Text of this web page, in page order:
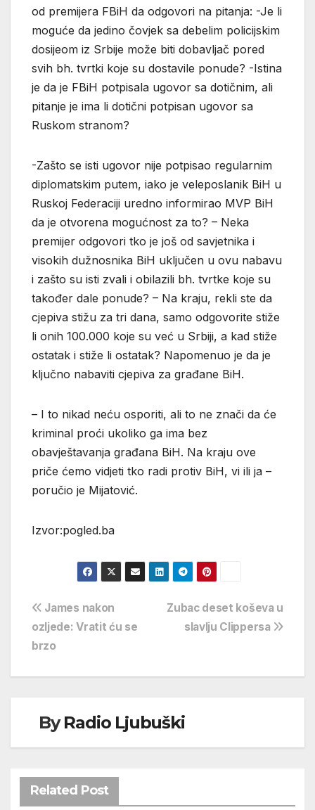
od premijera FBiH da odgovori na pitanja: -Je li
moguće da jedino čovjek sa debelim policijskim
dosijeom iz Srbije može biti dobavljač pored
svih bh. tvrtki koje su dostavile ponude? -Istina
je da je FBiH potpisala ugovor sa dotičnim, ali
pitanje je ima li dotični potpisan ugovor sa
Ruskom stranom?
-Zašto se isti ugovor nije potpisao regularnim
diplomatskim putem, iako je veleposlanik BiH u
Ruskoj Federaciji uredno informirao MVP BiH
da je otvorena mogućnost za to? – Neka
premijer odgovori tko je još od savjetnika i
visokih dužnosnika BiH uključen u ovu nabavu
i zašto su isti zvali i obilazili bh. tvrtke koje su
također dale ponude? – Na kraju, rekli ste da
cjepiva stižu za tri dana, samo odgovorite stiže
li onih 100.000 koje su već u Srbiji, a kad stiže
ostatak i stiže li ostatak? Napomenuo je da je
ključno nabaviti cjepiva za građane BiH.
– I to nikad neću osporiti, ali to ne znači da će
kriminal proći ukoliko ga ima bez
obavještavanja građana BiH. Na kraju ove
priče ćemo vidjeti tko radi protiv BiH, vi ili ja –
poručio je Mijatović.
Izvor:pogled.ba
Navigacija
objava
Zubac deset koševa u
slavlju Clippersa
James nakon
ozljede: Vratit ću se
brzo
ByRadio Ljubuški
Related Post